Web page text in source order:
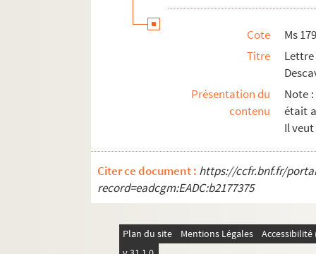
Cote
Ms
Titre
Présentation du
contenu
Note
était
Il
Citer ce document : https://ccfr.bnf.fr/
record=eadcgm:EADC:b2177375
Plan du site Mentions Légales